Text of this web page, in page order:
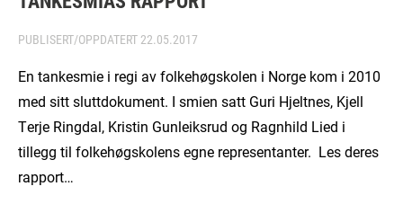
PUBLISERT/OPPDATERT 22.05.2017
En tankesmie i regi av folkehøgskolen i Norge kom i 2010
med sitt sluttdokument. I smien satt Guri Hjeltnes, Kjell
Terje Ringdal, Kristin Gunleiksrud og Ragnhild Lied i
tillegg til folkehøgskolens egne representanter. Les deres
rapport…